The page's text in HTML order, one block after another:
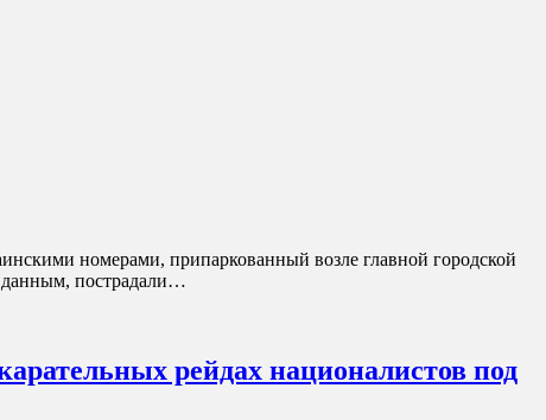
номерами, припаркованный возле главной городской
данным, пострадали…
рейдах националистов под